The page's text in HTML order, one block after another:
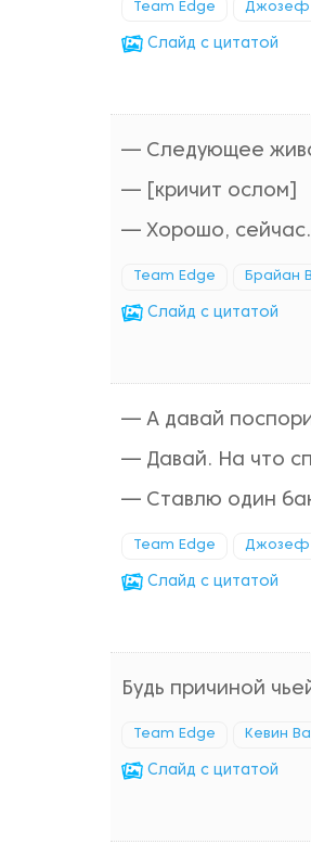
Team Edge Джозеф
Cлайд с цитатой
— Следующее
— [кричит ослом]
— Хорошо,
Team Edge Брайан
Cлайд с цитатой
— А давай
— Давай. На что
— Ставлю один
Team Edge Джозеф
Cлайд с цитатой
Будь причиной
Team Edge Кевин
Cлайд с цитатой